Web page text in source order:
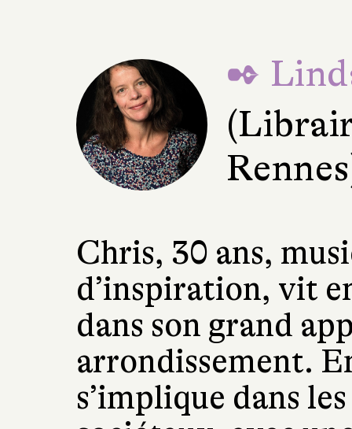
✒
Chris, 30 ans,
d’inspiration, vit
dans son grand
arrondissement.
s’implique dans